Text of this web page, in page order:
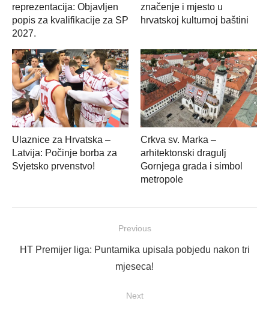
reprezentacija: Objavljen
popis za kvalifikacije za SP
2027.
značenje i mjesto u
hrvatskoj kulturnoj baštini
Ulaznice za Hrvatska –
Latvija: Počinje borba za
Svjetsko prvenstvo!
Crkva sv. Marka –
arhitektonski dragulj
Gornjega grada i simbol
metropole
objava
Previous
Previous
HT Premijer liga: Puntamika upisala pobjedu nakon tri
mjeseca!
Next